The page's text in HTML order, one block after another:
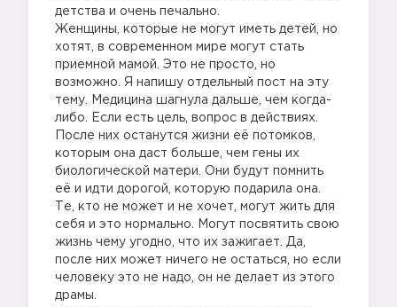
детства и очень печально.
Женщины, которые не могут иметь детей, но
хотят, в современном мире могут стать
приемной мамой. Это не просто, но
возможно. Я напишу отдельный пост на эту
тему. Медицина шагнула дальше, чем когда-
либо. Если есть цель, вопрос в действиях.
После них останутся жизни её потомков,
которым она даст больше, чем гены их
биологической матери. Они будут помнить
её и идти дорогой, которую подарила она.
Те, кто не может и не хочет, могут жить для
себя и это нормально. Могут посвятить свою
жизнь чему угодно, что их зажигает. Да,
после них может ничего не остаться, но если
человеку это не надо, он не делает из этого
драмы.